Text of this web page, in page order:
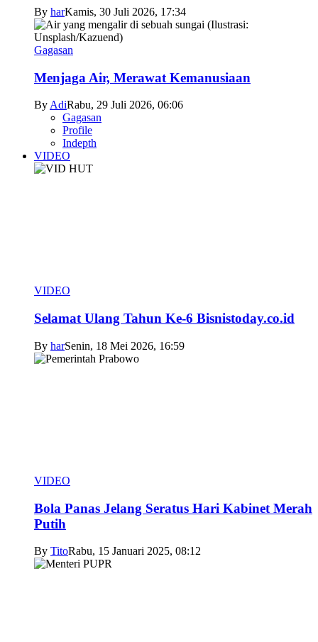
By harKamis, 30 Juli 2026, 17:34
Gagasan
Menjaga Air, Merawat Kemanusiaan
ByAdiRabu, 29 Juli 2026, 06:06
Gagasan
Profile
Indepth
VIDEO
VIDEO
Selamat Ulang Tahun Ke-6 Bisnistoday.co.id
By harSenin, 18 Mei 2026, 16:59
VIDEO
Bola Panas Jelang Seratus Hari Kabinet Merah
Putih
By TitoRabu, 15 Januari 2025, 08:12